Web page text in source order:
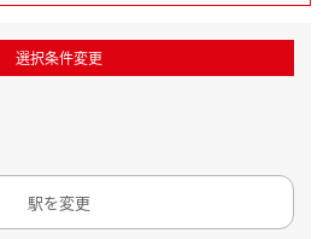
選択条件変更
駅を変更